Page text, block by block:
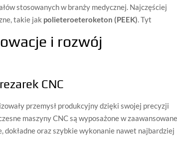
stosowanych w branży medycznej. Najczęściej
takie jak polieteroeteroketon (PEEK). Tyt
i rozwój
CNC
przemysł produkcyjny dzięki swojej precyzji
maszyny CNC są wyposażone w zaawansowane
oraz szybkie wykonanie nawet najbardziej